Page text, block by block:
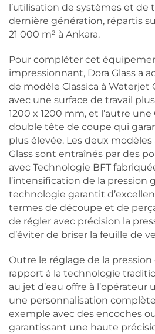
l’utilisation de systèmes et de
dernière génération, répartis
21 000 m² à Ankara.
Pour compléter cet
impressionnant, Dora Glass a
de modèle Classica à Waterjet
avec une surface de travail
1200 x 1200 mm, et l’autre une
double tête de coupe qui
plus élevée. Les deux modèles
Glass sont entraînés par des
avec Technologie BFT
l’intensification de la pression
technologie garantit
termes de découpe et de
de régler avec précision la
d’éviter de briser la feuille de
Outre le réglage de la pression
rapport à la technologie
au jet d’eau offre à l’opérateur
une personnalisation
exemple avec des encoches
garantissant une haute